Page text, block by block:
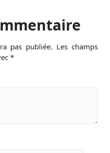
pas publiée. Les champs
*